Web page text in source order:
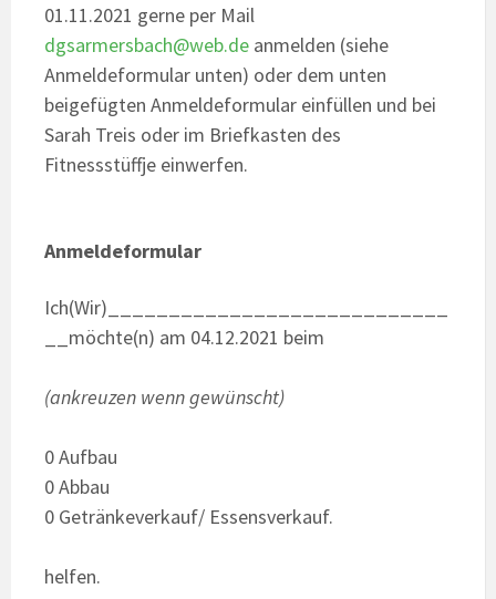
01.11.2021 gerne per Mail
dgsarmersbach@web.de anmelden (siehe
Anmeldeformular unten) oder dem unten
beigefügten Anmeldeformular einfüllen und bei
Sarah Treis oder im Briefkasten des
Fitnessstüffje einwerfen.
Anmeldeformular
Ich(Wir)____________________________
__möchte(n) am 04.12.2021 beim
(ankreuzen wenn gewünscht)
0 Aufbau
0 Abbau
0 Getränkeverkauf/ Essensverkauf.
helfen.